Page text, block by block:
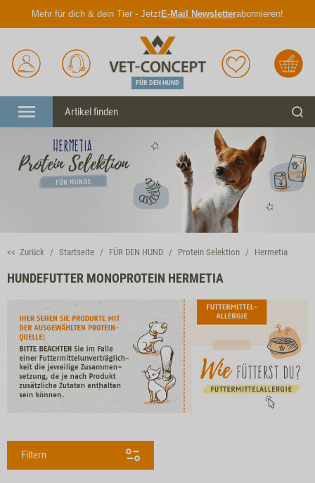
Mehr für dich & dein Tier - JetztE-Mail Newsletterabonnieren!
Anmelden
Unser
Service
FÜR DEN HUND
Merkliste Warenkorb
Menü
<< Zurück Startseite FÜR DEN HUND Protein Selektion Hermetia
HUNDEFUTTER MONOPROTEIN HERMETIA
Filtern